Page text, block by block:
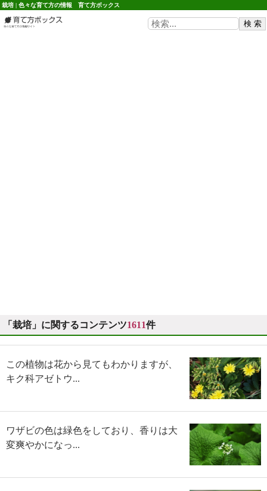
栽培 | 色々な育て方の情報 育て方ボックス
「栽培」に関するコンテンツ1611件
この植物は花から見てもわかりますが、
キク科アゼトウ...
ワザビの色は緑色をしており、香りは大
変爽やかになっ...